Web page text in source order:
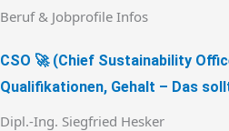
Beruf & Jobprofile Infos
CSO 🚀 (Chief Sustainability
Qualifikationen, Gehalt – Das
Dipl.-Ing. Siegfried Hesker